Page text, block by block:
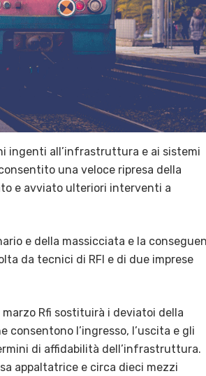
ingenti all’infrastruttura e ai sistemi
una veloce ripresa della
e avviato ulteriori interventi a
e della massicciata e la
da tecnici di RFI e di due imprese
Rfi sostituirà i deviatoi della
consentono l’ingresso, l’uscita e gli
di affidabilità dell’infrastruttura.
appaltatrice e circa dieci mezzi